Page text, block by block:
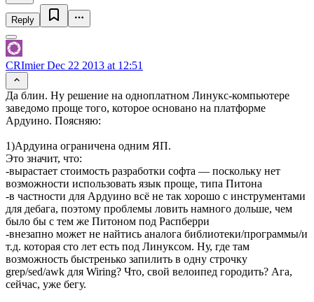
Reply
CRImierDec 22 2013 at 12:51
Да блин. Ну решение на одноплатном Линукс-компьютере
заведомо проще того, которое основано на платформе
Ардуино. Поясняю:
1)Ардуина ограничена одним ЯП.
Это значит, что:
-вырастает стоимость разработки софта — поскольку нет
возможности использовать язык проще, типа Питона
-в частности для Ардуино всё не так хорошо с инструментами
для дебага, поэтому проблемы ловить намного дольше, чем
было бы с тем же Питоном под Распберри
-внезапно может не найтись аналога библиотеки/программы/и
т.д. которая сто лет есть под Линуксом. Ну, где там
возможность быстренько запилить в одну строчку
grep/sed/awk для Wiring? Что, свой велоипед городить? Ага,
сейчас, уже бегу.